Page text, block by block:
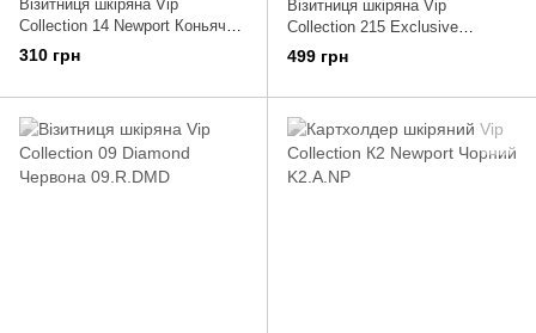
Візитниця шкіряна Vip
Collection 14 Newport Коньячна
14.С.NP
310 грн
Візитниця шкіряна Vip
Collection 215 Exclusive
Коричнева 215.B.EX
499 грн